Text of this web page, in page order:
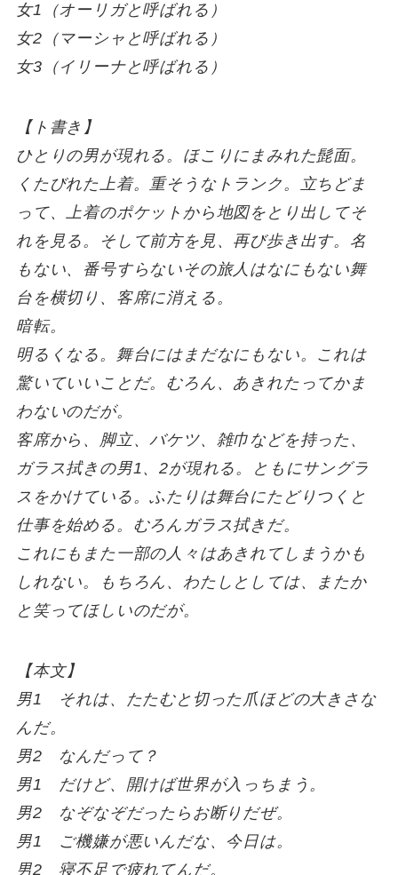
女1（オーリガと呼ばれる）
女2（マーシャと呼ばれる）
女3（イリーナと呼ばれる）
【ト書き】
ひとりの男が現れる。ほこりにまみれた髭面。
くたびれた上着。重そうなトランク。立ちどま
って、上着のポケットから地図をとり出してそ
れを見る。そして前方を見、再び歩き出す。名
もない、番号すらないその旅人はなにもない舞
台を横切り、客席に消える。
暗転。
明るくなる。舞台にはまだなにもない。これは
驚いていいことだ。むろん、あきれたってかま
わないのだが。
客席から、脚立、バケツ、雑巾などを持った、
ガラス拭きの男1、2が現れる。ともにサングラ
スをかけている。ふたりは舞台にたどりつくと
仕事を始める。むろんガラス拭きだ。
これにもまた一部の人々はあきれてしまうかも
しれない。もちろん、わたしとしては、またか
と笑ってほしいのだが。
【本文】
男1 それは、たたむと切った爪ほどの大きさな
んだ。
男2 なんだって？
男1 だけど、開けば世界が入っちまう。
男2 なぞなぞだったらお断りだぜ。
男1 ご機嫌が悪いんだな、今日は。
男2 寝不足で疲れてんだ。